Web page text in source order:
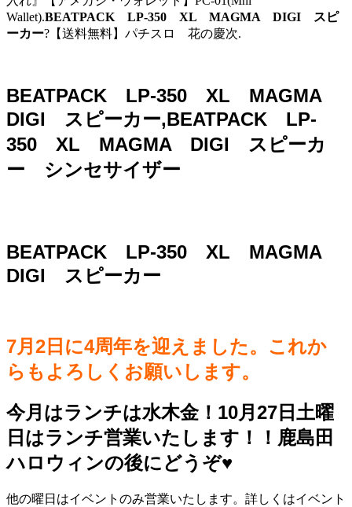
Wallet).BEATPACK LP-350 XL MAGMA DIGI スピ
ーカー?【送料無料】パチスロ 花の慶次.
BEATPACK LP-350 XL MAGMA
DIGI スピーカー,BEATPACK LP-
350 XL MAGMA DIGI スピーカ
ー シンセサイザー
BEATPACK LP-350 XL MAGMA
DIGI スピーカー
7月2日に4周年を迎えました。これか
らもよろしくお願いします。
今月はランチは水木金！10月27日土曜
日はランチ営業いたします！！鹿島田
ハロウィンの後にどうぞ♥️
他の曜日はイベントのみ営業いたします。詳しくはイベント